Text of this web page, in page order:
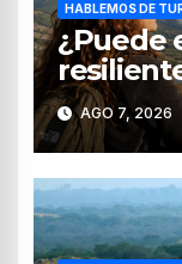
HABLEMOS DE
¿Puede
AGO 7, 2026